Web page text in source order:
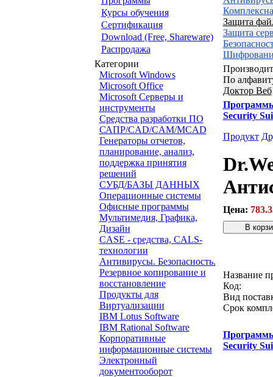
Курсы обучения
Сертификация
Download (Free, Shareware)
Распродажа
Категории
Microsoft Windows
Microsoft Office
Microsoft Серверы и
инструменты
Средства разработки ПО
САПР/CAD/CAM/MCAD
Генераторы отчетов,
планирование, анализ,
поддержка принятия
решений
СУБД/БАЗЫ ДАННЫХ
Операционные системы
Офисные программы
Мультимедия, Графика,
Дизайн
CASE - средства, CALS-
технологии
Антивирусы. Безопасность.
Резервное копирование и
восстановление
Продукты для
Виртуализации
IBM Lotus Software
IBM Rational Software
Корпоративные
информационные системы
Электронный
документооборот
Защита
Защита
По
Доктор Веб
Security
Продукт
Цена:
Название
Код:
Вид
Срок
Security